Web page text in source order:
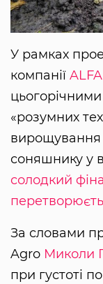
У рамках
компанії
«розумних
вирощування
соняшнику у
солодкий
За словами
Agro Миколи
при густоті